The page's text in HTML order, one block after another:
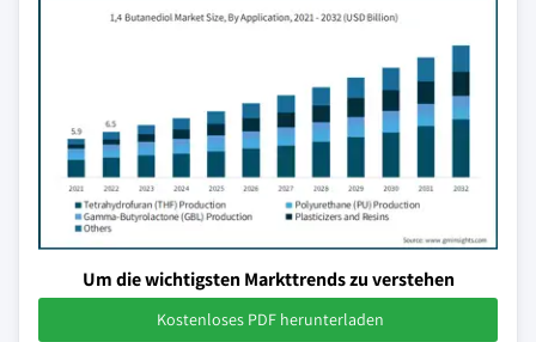
Um die wichtigsten Markttrends zu verstehen
Kostenloses PDF herunterladen